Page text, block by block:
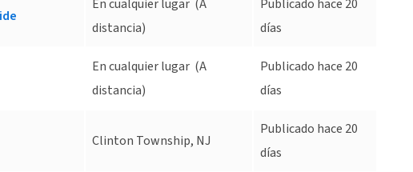
En cualquier lugar (A
distancia)
Publicado hace 20
días
En cualquier lugar (A
distancia)
Publicado hace 20
días
Clinton Township, NJ
Publicado hace 20
días